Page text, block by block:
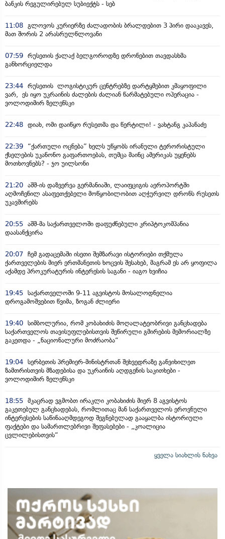
ბანკის რეგულირებულ სუბიექტს - სებ
11:08 გლოვოს კურიერზე ძალადობის ბრალდებით 3 პირი დააკავეს,
მათ შორის 2 არასრულწლოვანი
07:59 რუსეთის ქალაქ ბელგოროდზე დრონებით თავდასხმა
განხორციელდა
23:44 რუსეთის ლოგისტიკურ ცენტრებზე დარტყმებით კმაყოფილი
ვარ, ეს იყო უკრაინის ძალების ძალიან წარმატებული ოპერაცია -
ვოლოდიმირ ზელენსკი
22:48 დიახ, ომი დაიწყო რუსეთმა და წერტილი! - ვახტანგ კაპანაძე
22:39
“ქართული ოცნება” ხელს უწყობს ირანული ტერორისტული
ქსელების უკანონო გაფართოებას, თუმცა მაინც ამერიკას უყენებს
მოთხოვნებს? - ჯო უილსონი
21:20 აშშ-ის დაზვერვა გერმანიაში, ლაიფციგის აეროპორტში
აღმოჩენილ ასაფეთქებელი მოწყობილობით აღჭურვილ დრონს რუსეთს
უკავშირებს
20:55 აშშ-მა საქართველოში დაფუძნებული კრიპტოკომპანია
დაასანქცირა
20:07 ჩემ გადაცემაში ისეთი შემზარავი ისტორიები თქმულა
ქართველების მიერ ერთმანეთის ხოცვის შესახებ, მაგრამ ეს არ ყოფილა
აქამდე პროკურატურის ინტერესის საგანი - იაგო ხვიჩია
19:45 საქართველოში 9-11 აგვისტოს მოსალოდნელია
დროგამოშვებით წვიმა, ზოგან ძლიერი
19:40 სიმბოლურია, რომ კობახიძის მოღალატეობრივი განცხადება
საქართველოს თავისუფლებისთვის შეწირული გმირების მემორიალზე
გაკეთდა - „ნაციონალური მოძრაობა“
19:04 სერბეთის პრემიერ-მინისტრთან შეხვედრაზე განვიხილეთ
ზამთრისთვის მზადებისა და უკრაინის აღდგენის საკითხები -
ვოლოდიმირ ზელენსკი
18:55 მკაცრად ვგმობთ ირაკლი კობახიძის მიერ 8 აგვისტოს
გაკეთებულ განცხადებას, რომლითაც მან საქართველოს ეროვნული
ინტერესების საწინააღმდეგოდ შეგნებულად გააყალბა ისტორიული
ფაქტები და სამართლებრივი შეფასებები - „კოალიცია
ცვლილებისთვის“
ყველა სიახლის ნახვა